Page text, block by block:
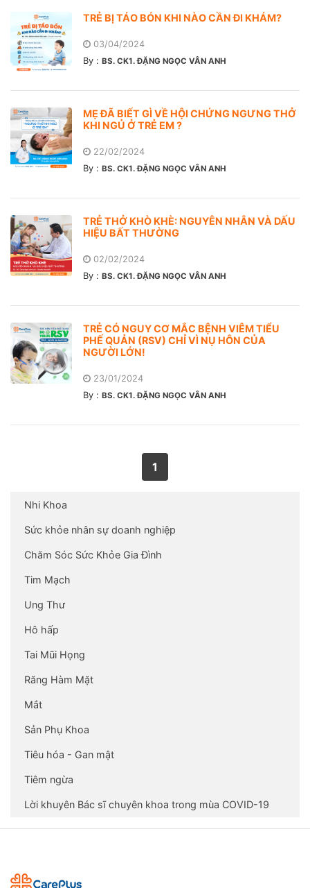
TRẺ BỊ TÁO BÓN KHI NÀO CẦN ĐI KHÁM?
03/04/2024
By : BS. CK1. ĐẶNG NGỌC VÂN ANH
MẸ ĐÃ BIẾT GÌ VỀ HỘI CHỨNG NGƯNG THỞ
KHI NGỦ Ở TRẺ EM ?
22/02/2024
By : BS. CK1. ĐẶNG NGỌC VÂN ANH
TRẺ THỞ KHÒ KHÈ: NGUYÊN NHÂN VÀ DẤU
HIỆU BẤT THƯỜNG
02/02/2024
By : BS. CK1. ĐẶNG NGỌC VÂN ANH
TRẺ CÓ NGUY CƠ MẮC BỆNH VIÊM TIỂU
PHẾ QUẢN (RSV) CHỈ VÌ NỤ HÔN CỦA
NGƯỜI LỚN!
23/01/2024
By : BS. CK1. ĐẶNG NGỌC VÂN ANH
1
Nhi Khoa
Sức khỏe nhân sự doanh nghiệp
Chăm Sóc Sức Khỏe Gia Đình
Tim Mạch
Ung Thư
Hô hấp
Tai Mũi Họng
Răng Hàm Mặt
Mắt
Sản Phụ Khoa
Tiêu hóa - Gan mật
Tiêm ngừa
Lời khuyên Bác sĩ chuyên khoa trong mùa COVID-19